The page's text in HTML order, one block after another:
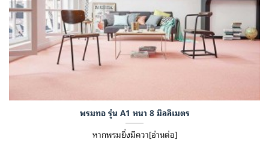
พรมทอ รุ่น A1 หนา 8 มิลลิเมตร
หากพรมยิ่งมีควา[อ่านต่อ]